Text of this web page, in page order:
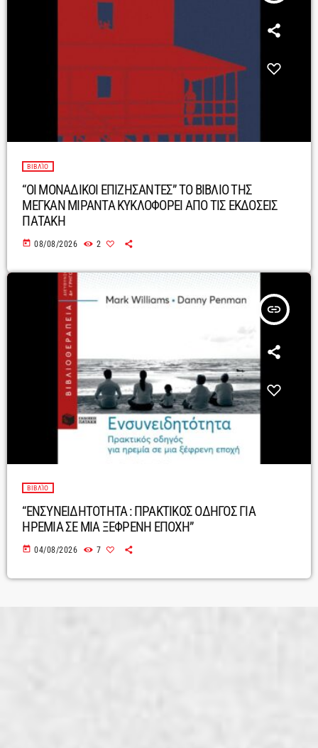
ΒΙΒΛΊΟ
“ΟΙ ΜΟΝΑΔΙΚΟΙ ΕΠΙΖΗΣΑΝΤΕΣ” ΤΟ ΒΙΒΛΙΟ ΤΗΣ
ΜΕΓΚΑΝ ΜΙΡΑΝΤΑ ΚΥΚΛΟΦΟΡΕΙ ΑΠΟ ΤΙΣ ΕΚΔΟΣΕΙΣ
ΠΑΤΑΚΗ
today 08/08/2026 2
insert_link
ΒΙΒΛΊΟ
“ΕΝΣΥΝΕΙΔΗΤΟΤΗΤΑ : ΠΡΑΚΤΙΚΟΣ ΟΔΗΓΟΣ ΓΙΑ
ΗΡΕΜΙΑ ΣΕ ΜΙΑ ΞΕΦΡΕΝΗ ΕΠΟΧΗ”
today 04/08/2026 7